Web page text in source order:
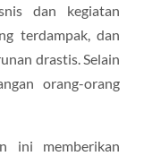
dan kegiatan
terdampak, dan
drastis. Selain
orang-orang
ini memberikan